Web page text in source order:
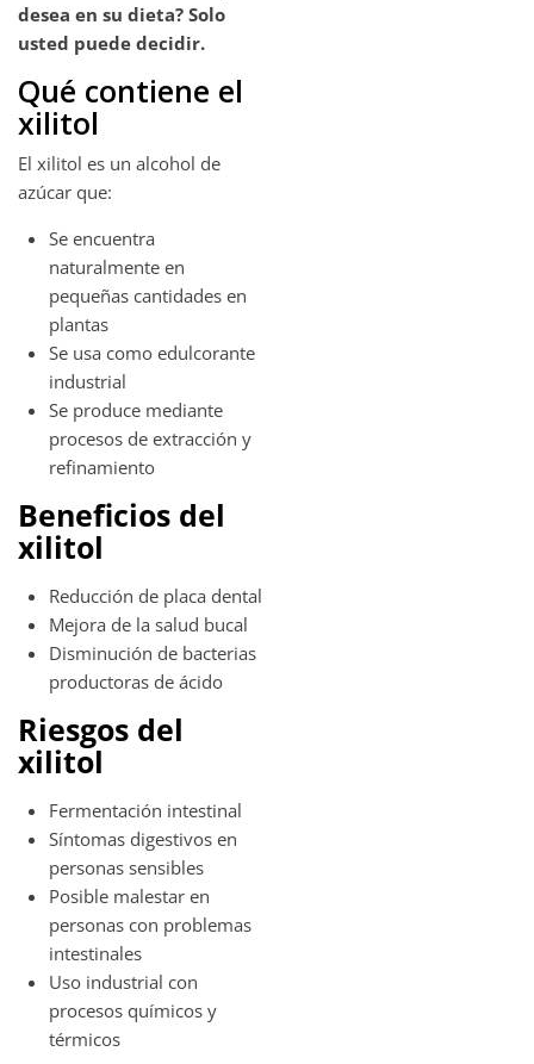
desea en su dieta? Solo
usted puede decidir.
Qué contiene el
xilitol
El xilitol es un alcohol de
azúcar que:
Se encuentra
naturalmente en
pequeñas cantidades en
plantas
Se usa como edulcorante
industrial
Se produce mediante
procesos de extracción y
refinamiento
Beneficios del
xilitol
Reducción de placa dental
Mejora de la salud bucal
Disminución de bacterias
productoras de ácido
Riesgos del
xilitol
Fermentación intestinal
Síntomas digestivos en
personas sensibles
Posible malestar en
personas con problemas
intestinales
Uso industrial con
procesos químicos y
térmicos